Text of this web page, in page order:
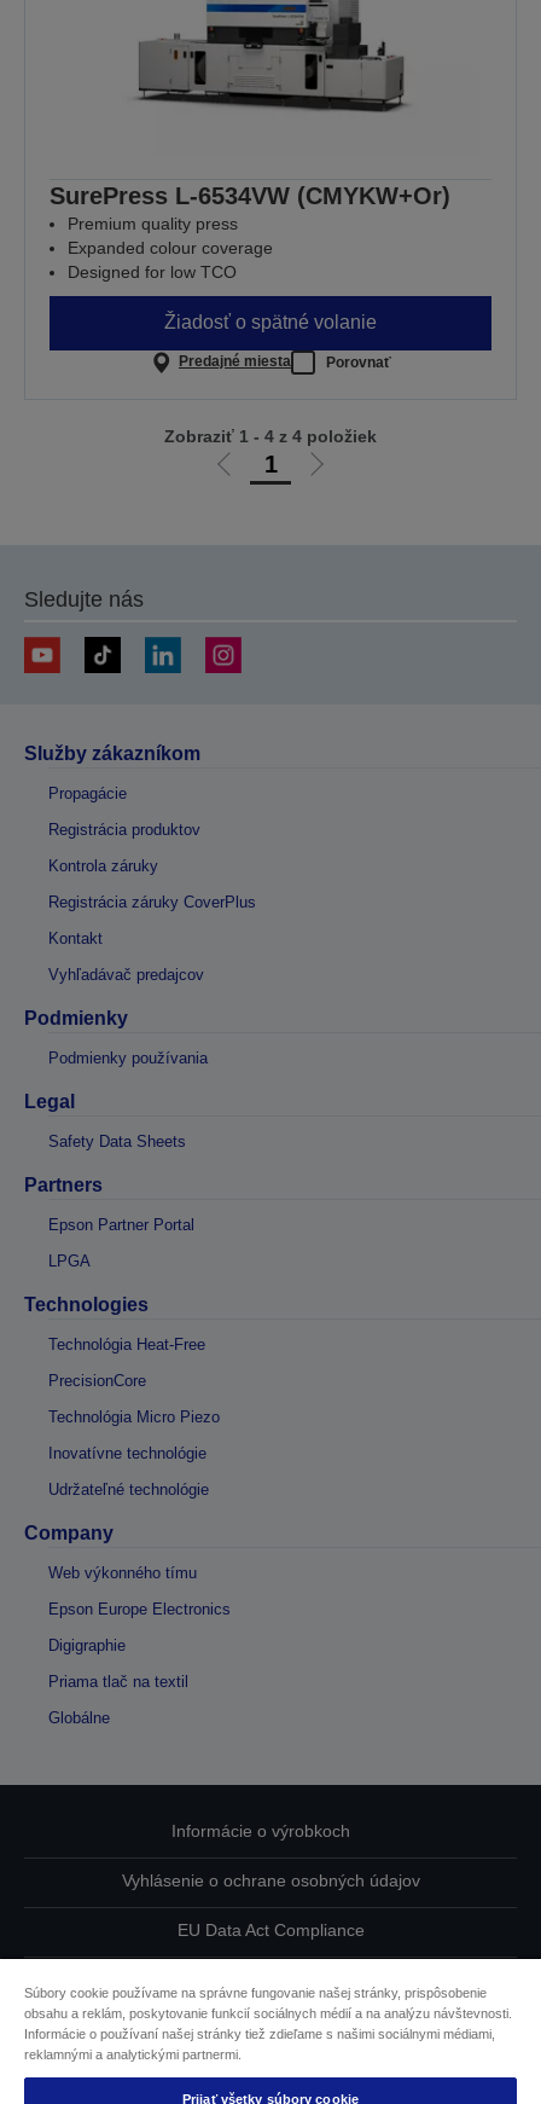
SurePress L-6534VW (CMYKW+Or)
Premium quality press
Expanded colour coverage
Designed for low TCO
Žiadosť o spätné volanie
Predajné miesta Porovnať
Ísť
1
Ísť
Zobraziť 1 - 4 z 4 položiek
Sledujte nás
Služby zákazníkom
Propagácie
Registrácia produktov
Kontrola záruky
Registrácia záruky CoverPlus
Kontakt
Vyhľadávač predajcov
Podmienky
Podmienky používania
Legal
Safety Data Sheets
Partners
Epson Partner Portal
LPGA
Technologies
Technológia Heat-Free
PrecisionCore
Technológia Micro Piezo
Inovatívne technológie
Udržateľné technológie
Company
Web výkonného tímu
Epson Europe Electronics
Digigraphie
Priama tlač na textil
Globálne
Informácie o výrobkoch
Vyhlásenie o ochrane osobných údajov
EU Data Act Compliance
Informácie o súboroch cookie
Záväzok spoločnosti Epson k dostupnosti
Súbory cookie používame na správne fungovanie našej stránky, prispôsobenie
obsahu a reklám, poskytovanie funkcií sociálnych médií a na analýzu návštevnosti.
Informácie o používaní našej stránky tiež zdieľame s našimi sociálnymi médiami,
reklamnými a analytickými partnermi.
Prijať všetky súbory cookie